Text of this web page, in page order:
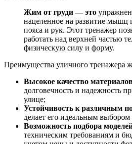
Жим от груди — это
нацеленное на развитие мышц
пояса и рук. Этот тренажер
работать над верхней частью
физическую силу и форму.
Преимущества уличного тренажера
Высокое качество
долговечность и надежность
улице;
Устойчивость к различным
делает его идеальным
Возможность подбора
техническим требованиям и